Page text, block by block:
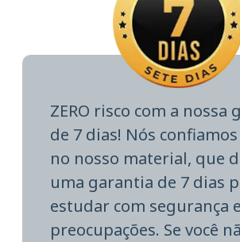
ZERO risco com a nossa
de 7 dias! Nós
no nosso material, que
uma garantia de 7 dias
estudar com segurança
preocupações. Se você